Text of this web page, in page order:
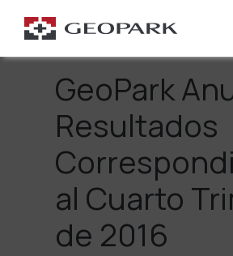
Regresa
GeoPark
Resultados
al Cuarto
de 2016